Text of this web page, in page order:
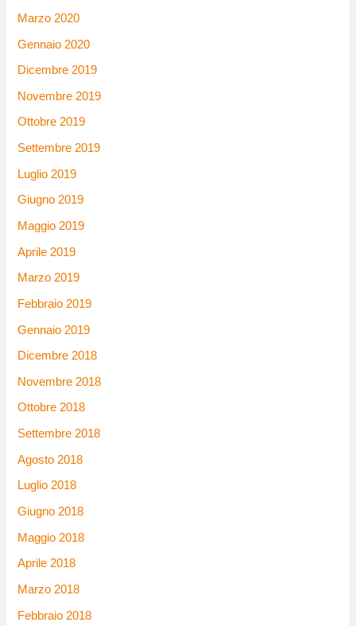
Marzo 2020
Gennaio 2020
Dicembre 2019
Novembre 2019
Ottobre 2019
Settembre 2019
Luglio 2019
Giugno 2019
Maggio 2019
Aprile 2019
Marzo 2019
Febbraio 2019
Gennaio 2019
Dicembre 2018
Novembre 2018
Ottobre 2018
Settembre 2018
Agosto 2018
Luglio 2018
Giugno 2018
Maggio 2018
Aprile 2018
Marzo 2018
Febbraio 2018